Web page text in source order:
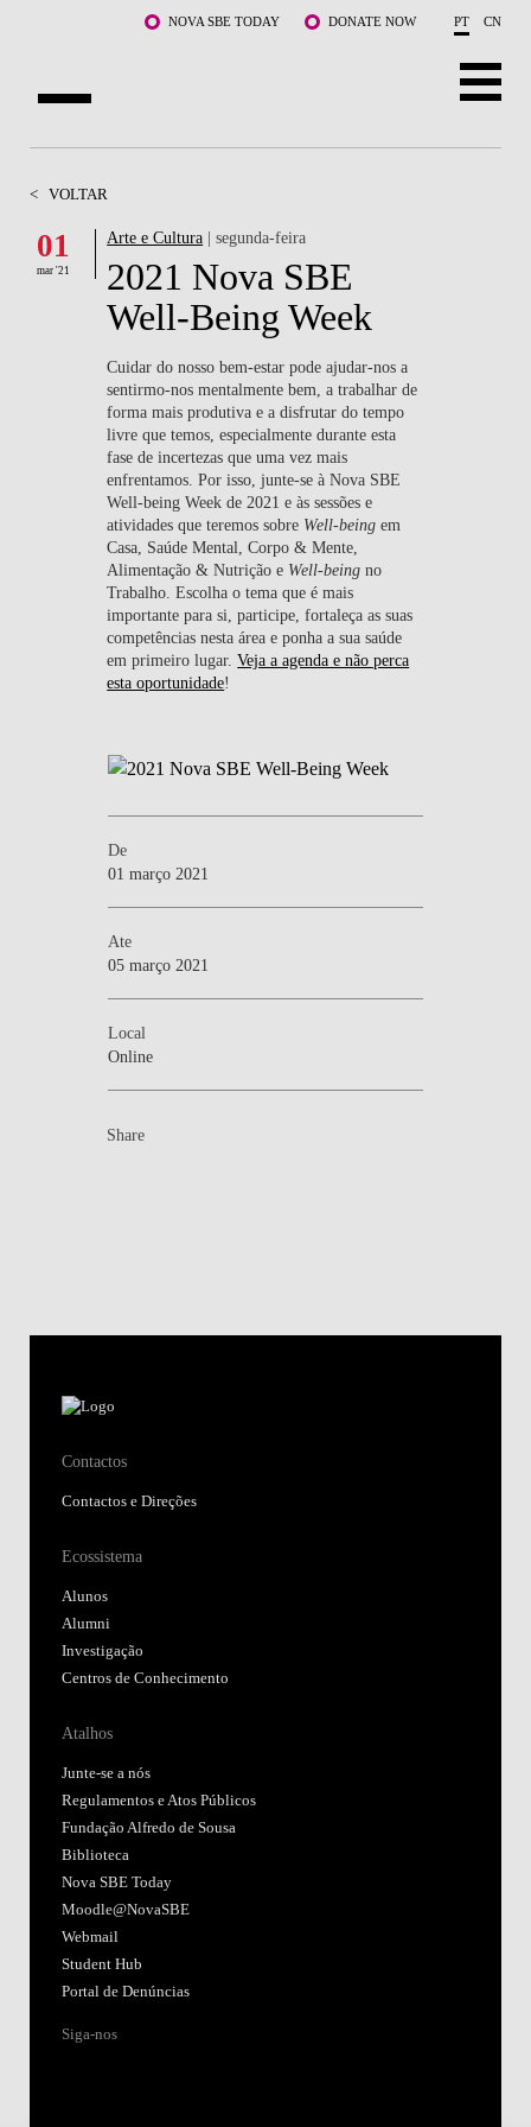
Saltar para o conteúdo principalNOVA SBE TODAY DONATE NOW PT CN
DOCENTES E INVESTIGAÇÃO
COMUNIDADE
LIFE AT NOVA SBE
WHAT'S HAPPENING
< VOLTAR
01
mar '21
Arte e Cultura | segunda-feira
2021 Nova SBE
Well-Being Week
Cuidar do nosso bem-estar pode ajudar-nos a
sentirmo-nos mentalmente bem, a trabalhar de
forma mais produtiva e a disfrutar do tempo
livre que temos, especialmente durante esta
fase de incertezas que uma vez mais
enfrentamos. Por isso, junte-se à Nova SBE
Well-being Week de 2021 e às sessões e
atividades que teremos sobre Well-being em
Casa, Saúde Mental, Corpo & Mente,
Alimentação & Nutrição e Well-beingno
Trabalho. Escolha o tema que é mais
importante para si, participe, fortaleça as suas
competências nesta área e ponha a sua saúde
em primeiro lugar.Veja a agenda e não perca
esta oportunidade!
De
01 março 2021
Ate
05 março 2021
Local
Online
Share
Contactos
Contactos e Direções
Ecossistema
Alunos
Alumni
Investigação
Centros de Conhecimento
Atalhos
Junte-se a nós
Regulamentos e Atos Públicos
Fundação Alfredo de Sousa
Biblioteca
Nova SBE Today
Moodle@NovaSBE
Webmail
Student Hub
Portal de Denúncias
Siga-nos